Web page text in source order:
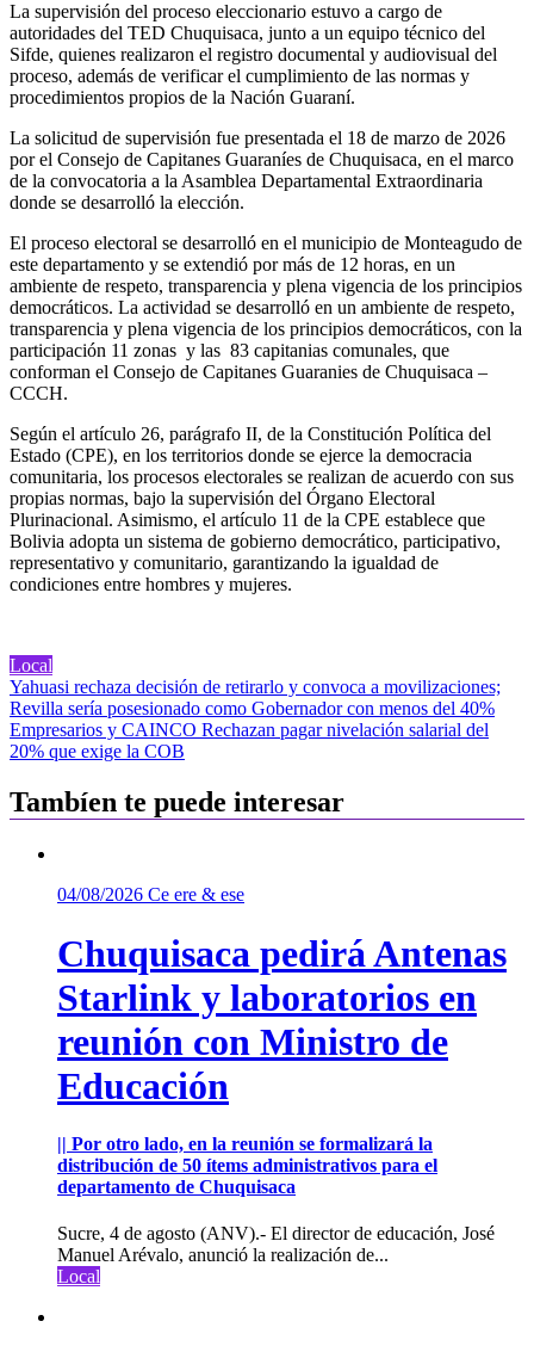
La supervisión del proceso eleccionario estuvo a cargo de
autoridades del TED Chuquisaca, junto a un equipo técnico del
Sifde, quienes realizaron el registro documental y audiovisual del
proceso, además de verificar el cumplimiento de las normas y
procedimientos propios de la Nación Guaraní.
La solicitud de supervisión fue presentada el 18 de marzo de 2026
por el Consejo de Capitanes Guaraníes de Chuquisaca, en el marco
de la convocatoria a la Asamblea Departamental Extraordinaria
donde se desarrolló la elección.
El proceso electoral se desarrolló en el municipio de Monteagudo de
este departamento y se extendió por más de 12 horas, en un
ambiente de respeto, transparencia y plena vigencia de los principios
democráticos. La actividad se desarrolló en un ambiente de respeto,
transparencia y plena vigencia de los principios democráticos, con la
participación 11 zonas y las 83 capitanias comunales, que
conforman el Consejo de Capitanes Guaranies de Chuquisaca –
CCCH.
Según el artículo 26, parágrafo II, de la Constitución Política del
Estado (CPE), en los territorios donde se ejerce la democracia
comunitaria, los procesos electorales se realizan de acuerdo con sus
propias normas, bajo la supervisión del Órgano Electoral
Plurinacional. Asimismo, el artículo 11 de la CPE establece que
Bolivia adopta un sistema de gobierno democrático, participativo,
representativo y comunitario, garantizando la igualdad de
condiciones entre hombres y mujeres.
Local
Navegación
de
entradas
Yahuasi rechaza decisión de retirarlo y convoca a movilizaciones;
Revilla sería posesionado como Gobernador con menos del 40%
Empresarios y CAINCO Rechazan pagar nivelación salarial del
20% que exige la COB
Tambíen te puede interesar
04/08/2026 Ce ere & ese
Chuquisaca pedirá Antenas
Starlink y laboratorios en
reunión con Ministro de
Educación
|| Por otro lado, en la reunión se formalizará la
distribución de 50 ítems administrativos para el
departamento de Chuquisaca
Sucre, 4 de agosto (ANV).- El director de educación, José
Manuel Arévalo, anunció la realización de...
Local